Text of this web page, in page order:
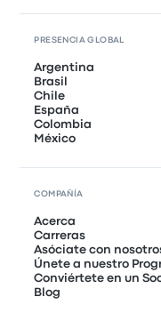
PRESENCIA GLOBAL
Argentina
Brasil
Chile
España
Colombia
México
COMPAÑÍA
Acerca
Carreras
Asóciate con
Únete a nuestro
Conviértete en un
Blog